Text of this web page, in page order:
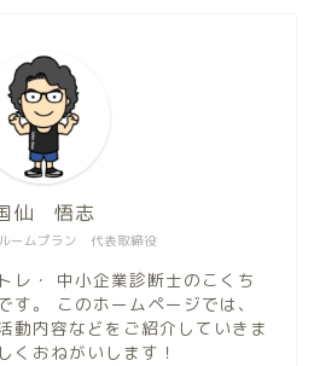
ームプラン 代表取締役
仙 悟志
レ・ 中小企業診断士のこくち
す。 このホームページでは、
動内容などをご紹介していきま
くおねがいします！